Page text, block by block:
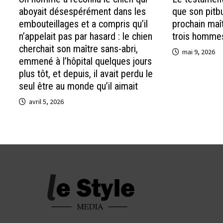
aboyait désespérément dans les
embouteillages et a compris qu’il
n’appelait pas par hasard : le chien
cherchait son maître sans-abri,
emmené à l’hôpital quelques jours
plus tôt, et depuis, il avait perdu le
seul être au monde qu’il aimait
avril 5, 2026
que son
prochain
trois
mai 9, 2026